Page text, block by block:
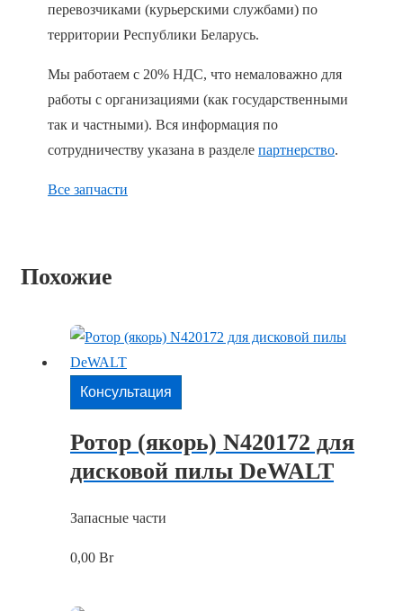
перевозчиками (курьерскими службами) по
территории Республики Беларусь.
Мы работаем с 20% НДС, что немаловажно для
работы с организациями (как государственными
так и частными). Вся информация по
сотрудничеству указана в разделе партнерство.
Все запчасти
Похожие
Консультация
Ротор (якорь) N420172 для
дисковой пилы DeWALT
Запасные части
0,00 Br